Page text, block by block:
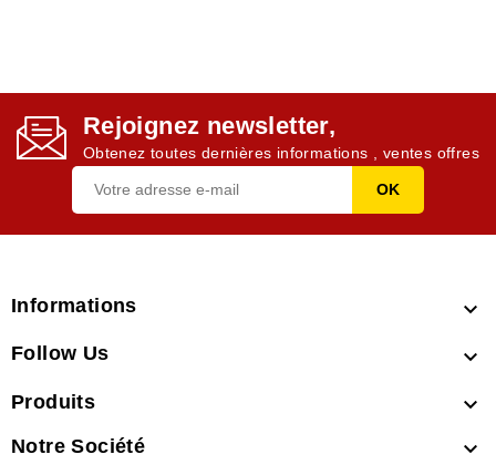
Rejoignez newsletter,
Obtenez toutes dernières informations , ventes offres
Informations 
Follow Us 
Produits 
Notre Société 